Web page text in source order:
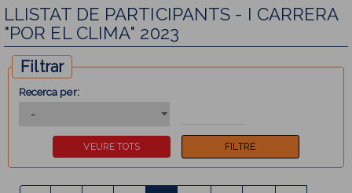
LLISTAT DE PARTICIPANTS - I CARRERA
"POR EL CLIMA" 2023
Filtrar
Recerca per: